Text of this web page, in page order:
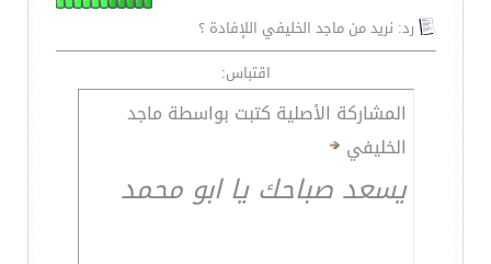
رد: نريد من ماجد الخليفي اللإفادة ؟
اقتباس:
المشاركة الأصلية كتبت بواسطة ماجد
الخليفي
يسعد صباحك يا ابو محمد